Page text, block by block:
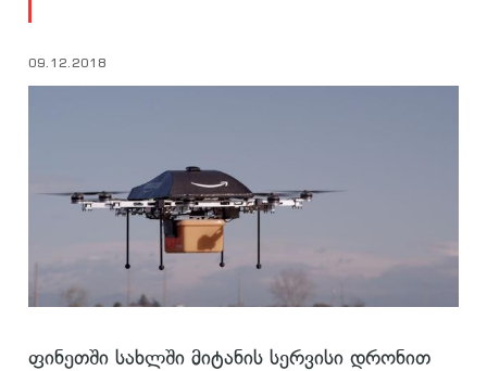
09.12.2018
ფინეთში სახლში მიტანის სერვისი დრონით